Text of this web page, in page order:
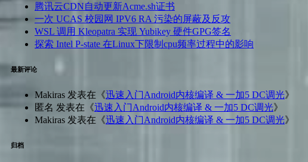
腾讯云CDN自动更新Acme.sh证书
一次 UCAS 校园网 IPV6 RA 污染的屏蔽及反攻
WSL 调用 Kleopatra 实现 Yubikey 硬件GPG签名
探索 Intel P-state 在Linux下限制cpu频率过程中的影响
最新评论
Makiras 发表在《迅速入门Android内核编译 & 一加5 DC调光》
匿名 发表在《迅速入门Android内核编译 & 一加5 DC调光》
Makiras 发表在《迅速入门Android内核编译 & 一加5 DC调光》
归档